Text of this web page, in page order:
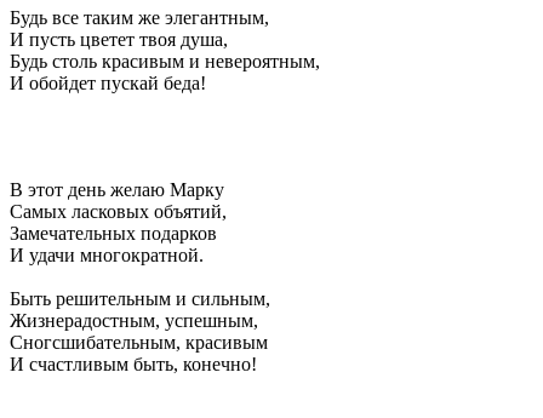
Будь все таким же элегантным,
И пусть цветет твоя душа,
Будь столь красивым и невероятным,
И обойдет пускай беда!
В этот день желаю Марку
Самых ласковых объятий,
Замечательных подарков
И удачи многократной.
Быть решительным и сильным,
Жизнерадостным, успешным,
Сногсшибательным, красивым
И счастливым быть, конечно!